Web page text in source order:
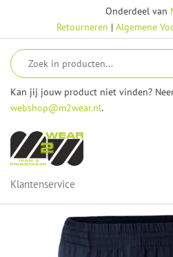
inhoud
Onderdeel van
Retourneren | Algemene
Kan jij jouw product niet vinden?
webshop@m2wear.nl.
Klantenservice